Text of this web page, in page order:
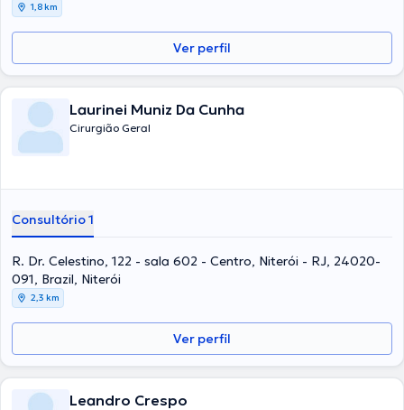
1,8 km
Ver perfil
Laurinei Muniz Da Cunha
Cirurgião Geral
Consultório 1
R. Dr. Celestino, 122 - sala 602 - Centro, Niterói - RJ, 24020-
091, Brazil, Niterói
2,3 km
Ver perfil
Leandro Crespo